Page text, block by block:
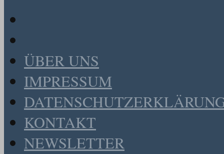
ÜBER UNS
IMPRESSUM
KONTAKT
NEWSLETTER